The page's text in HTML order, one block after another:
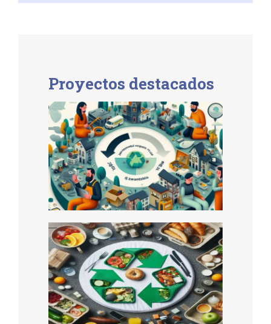
Proyectos destacados
Estudio de Impacto
Ambiental Evitado
Productos Reparados
Economía Circular en
el Sector Turístico:
Impulsando la
Sostenibilidad y